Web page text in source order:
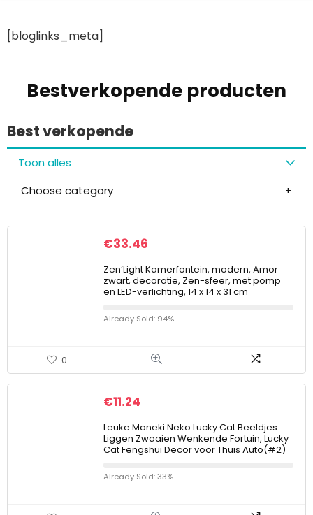
[bloglinks_meta]
Bestverkopende producten
Best verkopende
Toon alles
Choose category
€33.46
Zen’Light Kamerfontein, modern, Amor
zwart, decoratie, Zen-sfeer, met pomp
en LED-verlichting, 14 x 14 x 31 cm
Already Sold: 94%
0
€11.24
Leuke Maneki Neko Lucky Cat Beeldjes
Liggen Zwaaien Wenkende Fortuin, Lucky
Cat Fengshui Decor voor Thuis Auto(#2)
Already Sold: 33%